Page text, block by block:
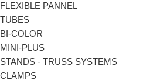
FLEXIBLE PANNEL
TUBES
BI-COLΟR
MINI-PLUS
STANDS - TRUSS SYSTEMS
CLAMPS